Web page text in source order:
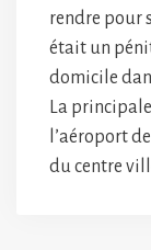
rendre pour
était un
domicile
La
l’aéroport
du centre